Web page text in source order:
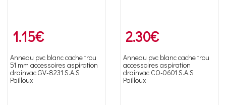
1.15€
Anneau pvc blanc cache trou
51 mm accessoires aspiration
drainvac GV-8231 S.A.S
Pailloux
2.30€
Anneau pvc blanc cache trou
accessoires aspiration
drainvac CO-0601 S.A.S
Pailloux